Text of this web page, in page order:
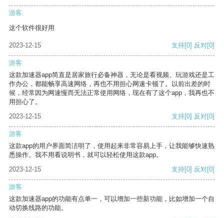
游客
这个软件很好用
2023-12-15 支持[0] 反对[0]
游客
这款加速器app简直是居家旅行必备神器，无论是看视频、玩游戏还是工
作办公，都能畅享高速网络，再也不用担心网速卡顿了。以前出差的时
候，经常因为网速慢而无法正常使用网络，现在有了这个app，我再也不
用担心了。
2023-12-15
支持[0] 反对[0]
游客
这款app的用户界面简洁明了，使用起来非常容易上手，让我能够快速熟
悉操作。我不用看说明书，就可以轻松使用这款app。
2023-12-15
支持[0] 反对[0]
游客
这款加速器app的功能有点单一，可以增加一些新功能，比如增加一个自
动切换线路的功能。